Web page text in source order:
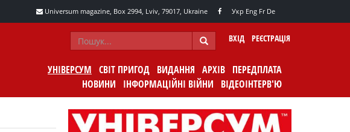
Universum magazine, Box 2994, Lviv, 79017, Ukraine Укр Eng Fr De
ВХІД РЕЄСТРАЦІЯ
УНІВЕРСУМ СВІТ ПРИГОД ВИДАННЯ АРХІВ ПЕРЕДПЛАТА
НОВИНИ
ІНФОРМАЦІЙНІ ВІЙНИ ВІДЕОІНТЕРВ'Ю